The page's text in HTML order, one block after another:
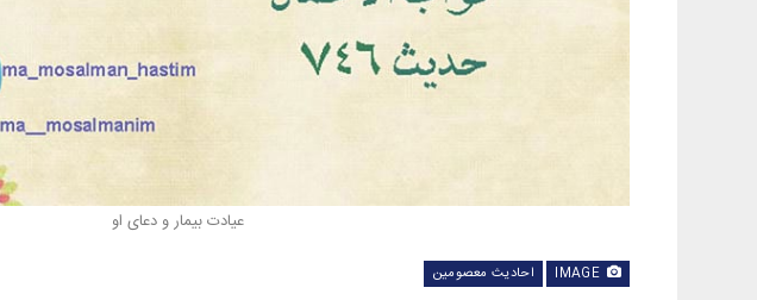
عیادت بیمار و دعای او
احادیث معصومین